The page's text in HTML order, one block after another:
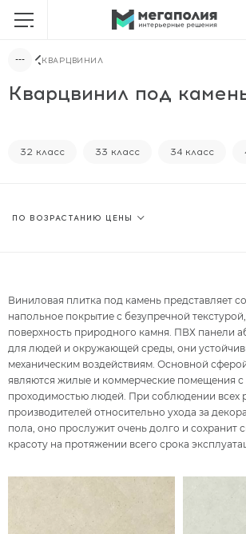
КВАРЦВИНИЛ
Кварцвинил под
32 класс 33 класс 34 класс
Виниловая плитка под камень представляет
напольное покрытие с безупречной
поверхность природного камня. ПВХ панели
для людей и окружающей среды, они
механическим воздействиям. Основной
являются жилые и коммерческие помещения с
проходимостью людей. При соблюдении всех
производителей относительно ухода за
пола, оно прослужит очень долго и сохранит
красоту на протяжении всего срока